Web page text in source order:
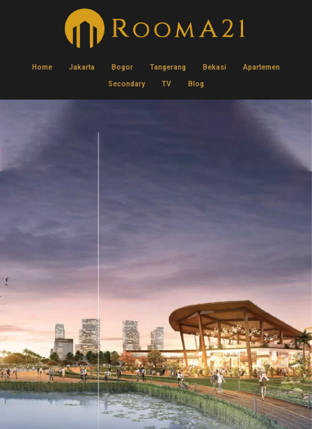
Home Jakarta Bogor Tangerang Bekasi Apartemen
Secondary TV Blog